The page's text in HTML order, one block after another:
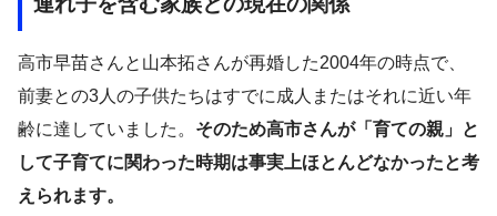
高市早苗さんと山本拓さんが再婚した2004年の時点で、
前妻との3人の子供たちはすでに成人またはそれに近い年
齢に達していました。 そのため高市さんが「育ての親」と
して子育てに関わった時期は事実上ほとんどなかったと考
えられます。